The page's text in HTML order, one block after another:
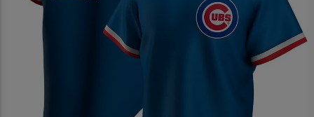
JR水道橋駅西口店
〒101-0061